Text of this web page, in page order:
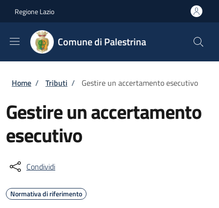
Regione Lazio
Comune di Palestrina
Briciole di pane
Home / Tributi / Gestire un accertamento esecutivo
Gestire un accertamento
esecutivo
Condividi
Normativa di riferimento